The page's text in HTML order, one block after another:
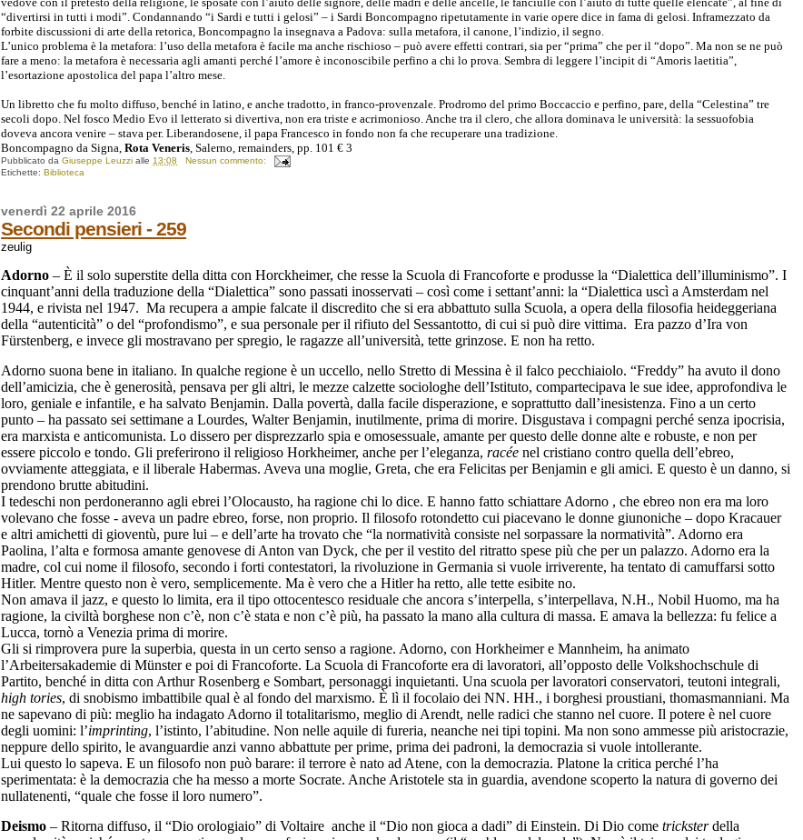
“divertirsi in tutti i modi”. Condannando “i Sardi e tutti i gelosi” – i Sardi Boncompagno ripetutamente in varie opere dice in fama di gelosi. Inframezzato da
forbite discussioni di arte della retorica, Boncompagno la insegnava a Padova: sulla metafora, il canone, l’indizio, il segno.
L’unico problema è la metafora: l’uso della metafora è facile ma anche rischioso – può avere effetti contrari, sia per “prima” che per il “dopo”. Ma non se ne può
fare a meno:la metafora è necessaria agli amanti perché l’amore è inconoscibile perfino a chi lo prova. Sembra di leggere l’incipit di “Amoris laetitia”,
l’esortazione apostolica del papa l’altro mese.
Un libretto che fu molto diffuso, benché in latino, e anche tradotto, in franco-provenzale. Prodromo del primo Boccaccio e perfino, pare, della “Celestina” tre
secoli dopo. Nel fosco Medio Evo il letterato si divertiva, non era triste e acrimonioso. Anche tra il clero, che allora dominava le università: la sessuofobia
doveva ancora venire – stava per. Liberandosene, il papa Francesco in fondo non fa che recuperare una tradizione.
Boncompagno da Signa,Rota Veneris , Salerno, remainders, pp. 101 € 3
Pubblicato daGiuseppe Leuzzi alle 13:08
Nessun commento:
Etichette:Biblioteca
venerdì 22 aprile 2016
Secondi pensieri - 259
zeulig
Adorno– È il solo superstite della ditta con Horckheimer, che resse la Scuola di Francoforte e produsse la “Dialettica dell’illuminismo”. I
cinquant’anni della traduzione della “Dialettica” sono passati inosservati – così come i settant’anni: la “Dialettica uscì a Amsterdam nel
1944, e rivista nel 1947. Ma recupera a ampie falcate il discredito che si era abbattuto sulla Scuola, a opera della filosofia heideggeriana
della “autenticità” o del “profondismo”, e sua personale per il rifiuto del Sessantotto, di cui si può dire vittima.Era pazzo d’Ira von
Fürstenberg, e invece gli mostravano per spregio, le ragazze all’università, tette grinzose. E non ha retto.
Adorno suona bene in italiano. In qualche regione è un uccello, nello Stretto di Messina è il falco pecchiaiolo. “Freddy” ha avuto il dono
dell’amicizia, che è generosità, pensava per gli altri, le mezze calzette sociologhe dell’Istituto, compartecipava le sue idee, approfondiva le
loro, geniale e infantile, e ha salvato Benjamin. Dalla povertà, dalla facile disperazione, e soprattutto dall’inesistenza. Fino a un certo
punto – ha passato sei settimane a Lourdes, Walter Benjamin, inutilmente, prima di morire. Disgustava i compagni perché senza ipocrisia,
era marxista e anticomunista. Lo dissero per disprezzarlo spia e omosessuale, amante per questo delle donne alte e robuste, e non per
essere piccolo e tondo. Gli preferirono il religioso Horkheimer, anche per l’eleganza,racée nel cristiano contro quella dell’ebreo,
ovviamente atteggiata, e il liberale Habermas. Aveva una moglie, Greta, che era Felicitas per Benjamin e gli amici. E questo è un danno, si
prendono brutte abitudini.
I tedeschi non perdoneranno agli ebrei l’Olocausto, ha ragione chi lo dice. E hanno fatto schiattare Adorno , che ebreo non era ma loro
volevano che fosse - aveva un padre ebreo, forse, non proprio. Il filosofo rotondetto cui piacevano le donne giunoniche – dopo Kracauer
e altri amichetti di gioventù, pure lui – e dell’arte ha trovato che “la normatività consiste nel sorpassare la normatività”. Adorno era
Paolina, l’alta e formosa amante genovese di Anton van Dyck, che per il vestito del ritratto spese più che per un palazzo. Adorno era la
madre, col cui nome il filosofo, secondo i forti contestatori, la rivoluzione in Germania si vuole irriverente, ha tentato di camuffarsi sotto
Hitler. Mentre questo non è vero, semplicemente. Ma è vero che a Hitler ha retto, alle tette esibite no.
Non amava il jazz, e questo lo limita, era il tipo ottocentesco residuale che ancora s’interpella, s’interpellava, N.H., Nobil Huomo, ma ha
ragione, la civiltà borghese non c’è, non c’è stata e non c’è più, ha passato la mano alla cultura di massa. E amava la bellezza: fu felice a
Lucca, tornò a Venezia prima di morire.
Gli si rimprovera purela superbia, questa in un certo senso a ragione. Adorno, con Horkheimer e Mannheim, ha animato
l’Arbeitersakademie di Münster e poi di Francoforte. La Scuola di Francoforte era di lavoratori, all’opposto delle Volkshochschule di
Partito, benché in ditta con Arthur Rosenberg e Sombart, personaggi inquietanti. Una scuola per lavoratori conservatori, teutoni integrali,
high tories, di snobismo imbattibile qual è al fondo del marxismo. È lì il focolaio dei NN. HH., i borghesi proustiani, thomasmanniani. Ma
ne sapevano di più: meglio ha indagato Adorno il totalitarismo, meglio di Arendt, nelle radici che stanno nel cuore. Il potere è nel cuore
degli uomini: l’imprinting, l’istinto, l’abitudine. Non nelle aquile di fureria, neanche nei tipi topini. Ma non sono ammesse più aristocrazie,
neppure dello spirito, le avanguardie anzi vanno abbattute per prime, prima dei padroni, la democrazia si vuole intollerante.
Lui questo lo sapeva. E un filosofo non può barare: il terrore è nato ad Atene, con la democrazia. Platone la critica perché l’ha
sperimentata: è la democrazia che ha messo a morte Socrate. Anche Aristotele sta in guardia, avendone scoperto la natura di governo dei
nullatenenti, “quale che fosse il loro numero”.
Deismo– Ritorna diffuso, il “Dio orologiaio” di Voltaire anche il “Dio non gioca a dadi” di Einstein. Di Dio cometricksterdella